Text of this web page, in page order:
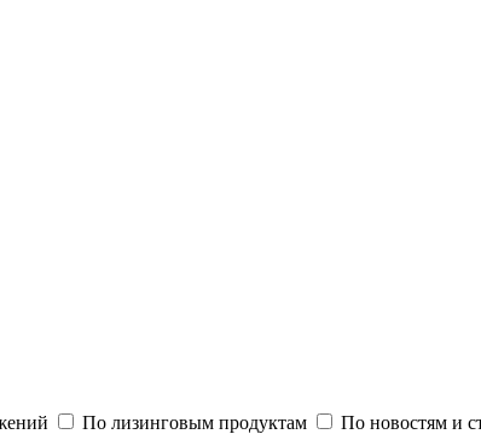
По лизинговым продуктам По новостям и